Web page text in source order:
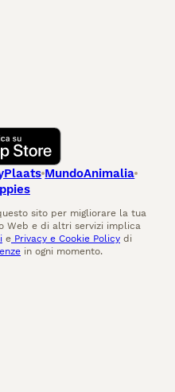
MundoAnimalia
sito per migliorare la tua
Web e di altri servizi implica
e Privacy e Cookie Policy di
in ogni momento.